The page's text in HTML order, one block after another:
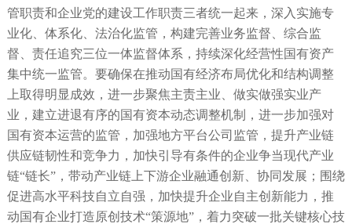
管职责和企业党的建设工作职责三者统一起来，深入实施专
业化、体系化、法治化监管，构建完善业务监督、综合监
督、责任追究三位一体监督体系，持续深化经营性国有资产
集中统一监管。要确保在推动国有经济布局优化和结构调整
上取得明显成效，进一步聚焦主责主业、做实做强实业产
业，建立进退有序的国有资本动态调整机制，进一步加强对
国有资本运营的监管，加强地方平台公司监管，提升产业链
供应链韧性和竞争力，加快引导有条件的企业争当现代产业
链“链长”，带动产业链上下游企业融通创新、协同发展；围绕
促进高水平科技自立自强，加快提升企业自主创新能力，推
动国有企业打造原创技术“策源地”，着力突破一批关键核心技